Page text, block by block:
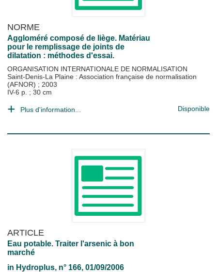
NORME
Aggloméré composé de liège. Matériau
pour le remplissage de joints de
dilatation : méthodes d'essai.
ORGANISATION INTERNATIONALE DE NORMALISATION
Saint-Denis-La Plaine : Association française de normalisation
(AFNOR) ; 2003
IV-6 p. ; 30 cm
Plus d'information... Disponible
ARTICLE
Eau potable. Traiter l'arsenic à bon
marché
in Hydroplus, n° 166, 01/09/2006